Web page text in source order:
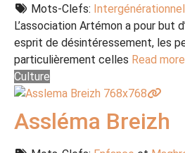
Mots-Clefs: Intergénérationnel
L’association Artémon a pour but
esprit de désintéressement, les
particulièrement celles Read
Culture
Assléma Breizh